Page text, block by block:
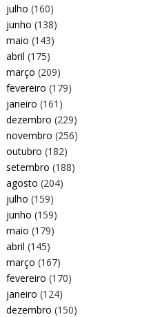
julho (160)
junho (138)
maio (143)
abril (175)
março (209)
fevereiro (179)
janeiro (161)
dezembro (229)
novembro (256)
outubro (182)
setembro (188)
agosto (204)
julho (159)
junho (159)
maio (179)
abril (145)
março (167)
fevereiro (170)
janeiro (124)
dezembro (150)